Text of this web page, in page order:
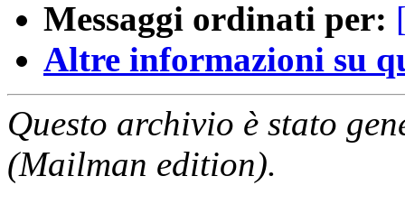
Messaggi ordinati per:
Altre informazioni su
Questo archivio è stato
(Mailman edition).